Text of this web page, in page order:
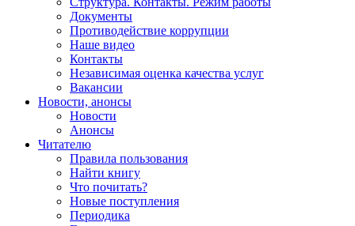
Документы
Противодействие коррупции
Наше видео
Контакты
Независимая оценка качества услуг
Вакансии
Новости, анонсы
Новости
Анонсы
Читателю
Правила пользования
Найти книгу
Что почитать?
Новые поступления
Периодика